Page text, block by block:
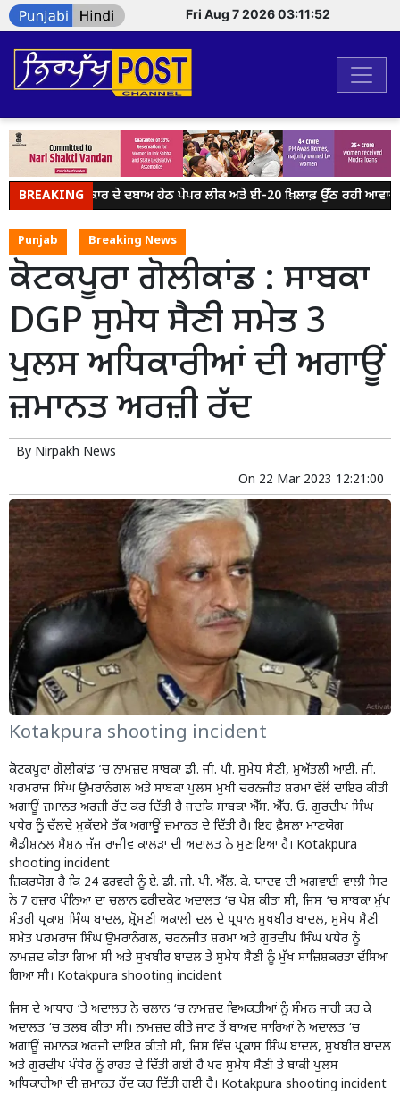
Fri Aug 7 2026 03:11:52
BREAKING
ਮੋਦੀ ਸਰਕਾਰ ਦੇ ਦਬਾਅ ਹੇਠ ਪੇਪਰ ਲੀਕ ਅਤੇ ਈ-20 ਖ਼ਿਲਾਫ਼ ਉੱਠ ਰਹੀ ਆਵਾਜ਼ ਨੂੰ
Punjab Breaking News
ਕੋਟਕਪੂਰਾ ਗੋਲੀਕਾਂਡ : ਸਾਬਕਾ
DGP ਸੁਮੇਧ ਸੈਣੀ ਸਮੇਤ 3
ਪੁਲਸ ਅਧਿਕਾਰੀਆਂ ਦੀ ਅਗਾਊਂ
ਜ਼ਮਾਨਤ ਅਰਜ਼ੀ ਰੱਦ
By Nirpakh News
On 22 Mar 2023 12:21:00
Kotakpura shooting incident
ਕੋਟਕਪੂਰਾ ਗੋਲੀਕਾਂਡ ’ਚ ਨਾਮਜ਼ਦ ਸਾਬਕਾ ਡੀ. ਜੀ. ਪੀ. ਸੁਮੇਧ ਸੈਣੀ, ਮੁਅੱਤਲੀ ਆਈ. ਜੀ.
ਪਰਮਰਾਜ ਸਿੰਘ ਉਮਰਾਨੰਗਲ ਅਤੇ ਸਾਬਕਾ ਪੁਲਸ ਮੁਖੀ ਚਰਨਜੀਤ ਸ਼ਰਮਾ ਵੱਲੋਂ ਦਾਇਰ ਕੀਤੀ
ਅਗਾਊਂ ਜ਼ਮਾਨਤ ਅਰਜ਼ੀ ਰੱਦ ਕਰ ਦਿੱਤੀ ਹੈ ਜਦਕਿ ਸਾਬਕਾ ਐੱਸ. ਐੱਚ. ਓ. ਗੁਰਦੀਪ ਸਿੰਘ
ਪਧੇਰ ਨੂੰ ਚੱਲਦੇ ਮੁਕੱਦਮੇ ਤੱਕ ਅਗਾਊਂ ਜ਼ਮਾਨਤ ਦੇ ਦਿੱਤੀ ਹੈ। ਇਹ ਫ਼ੈਸਲਾ ਮਾਣਯੋਗ
ਐਡੀਸ਼ਨਲ ਸੈਸ਼ਨ ਜੱਜ ਰਾਜੀਵ ਕਾਲੜਾ ਦੀ ਅਦਾਲਤ ਨੇ ਸੁਣਾਇਆ ਹੈ। Kotakpura
shooting incident
ਜ਼ਿਕਰਯੋਗ ਹੈ ਕਿ 24 ਫਰਵਰੀ ਨੂੰ ਏ. ਡੀ. ਜੀ. ਪੀ. ਐੱਲ. ਕੇ. ਯਾਦਵ ਦੀ ਅਗਵਾਈ ਵਾਲੀ ਸਿਟ
ਨੇ 7 ਹਜ਼ਾਰ ਪੰਨਿਆ ਦਾ ਚਲਾਨ ਫਰੀਦਕੋਟ ਅਦਾਲਤ ‘ਚ ਪੇਸ਼ ਕੀਤਾ ਸੀ, ਜਿਸ ‘ਚ ਸਾਬਕਾ ਮੁੱਖ
ਮੰਤਰੀ ਪ੍ਰਕਾਸ਼ ਸਿੰਘ ਬਾਦਲ, ਸ਼੍ਰੋਮਣੀ ਅਕਾਲੀ ਦਲ ਦੇ ਪ੍ਰਧਾਨ ਸੁਖਬੀਰ ਬਾਦਲ, ਸੁਮੇਧ ਸੈਣੀ
ਸਮੇਤ ਪਰਮਰਾਜ ਸਿੰਘ ਉਮਰਾਨੰਗਲ, ਚਰਨਜੀਤ ਸ਼ਰਮਾ ਅਤੇ ਗੁਰਦੀਪ ਸਿੰਘ ਪਧੇਰ ਨੂੰ
ਨਾਮਜ਼ਦ ਕੀਤਾ ਗਿਆ ਸੀ ਅਤੇ ਸੁਖਬੀਰ ਬਾਦਲ ਤੇ ਸੁਮੇਧ ਸੈਣੀ ਨੂੰ ਮੁੱਖ ਸਾਜ਼ਿਸ਼ਕਰਤਾ ਦੱਸਿਆ
ਗਿਆ ਸੀ। Kotakpura shooting incident
ਜਿਸ ਦੇ ਆਧਾਰ ‘ਤੇ ਅਦਾਲਤ ਨੇ ਚਲਾਨ ‘ਚ ਨਾਮਜ਼ਦ ਵਿਅਕਤੀਆਂ ਨੂੰ ਸੰਮਨ ਜਾਰੀ ਕਰ ਕੇ
ਅਦਾਲਤ ‘ਚ ਤਲਬ ਕੀਤਾ ਸੀ। ਨਾਮਜ਼ਦ ਕੀਤੇ ਜਾਣ ਤੋਂ ਬਾਅਦ ਸਾਰਿਆਂ ਨੇ ਅਦਾਲਤ ‘ਚ
ਅਗਾਊਂ ਜ਼ਮਾਨਕ ਅਰਜ਼ੀ ਦਾਇਰ ਕੀਤੀ ਸੀ, ਜਿਸ ਵਿੱਚ ਪ੍ਰਕਾਸ਼ ਸਿੰਘ ਬਾਦਲ, ਸੁਖਬੀਰ ਬਾਦਲ
ਅਤੇ ਗੁਰਦੀਪ ਪੰਧੇਰ ਨੂੰ ਰਾਹਤ ਦੇ ਦਿੱਤੀ ਗਈ ਹੈ ਪਰ ਸੁਮੇਧ ਸੈਣੀ ਤੇ ਬਾਕੀ ਪੁਲਸ
ਅਧਿਕਾਰੀਆਂ ਦੀ ਜ਼ਮਾਨਤ ਰੱਦ ਕਰ ਦਿੱਤੀ ਗਈ ਹੈ। Kotakpura shooting incident